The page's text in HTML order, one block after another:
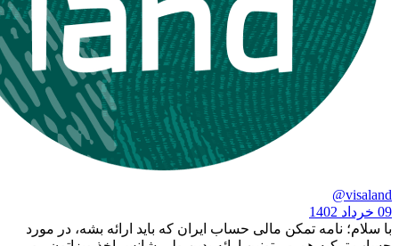
تمکن مالی حساب ایران که باید ارائه بشه، در مورد